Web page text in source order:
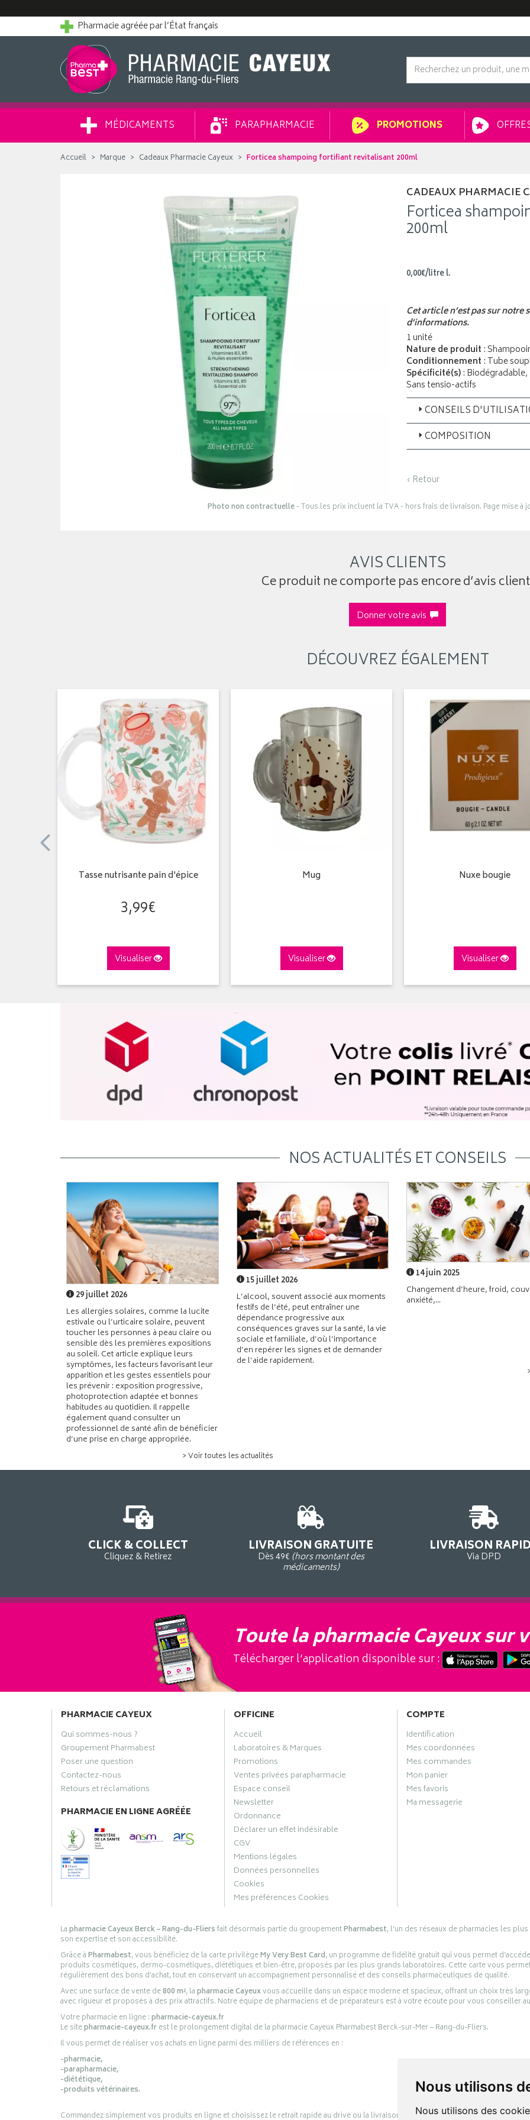
Nous utilisons
Nous utilisons des
Pharmacie agréée par l’État français
MÉDICAMENTS PARAPHARMACIE PROMOTIONS
Accueil Marque Cadeaux Pharmacie Cayeux Forticea shampoing fortifiant revitalisant 200ml
CADEAUX PHARMACIE
Forticea
200ml
0,00€/litrel.
Cet article n’est pas sur
d’informations.
1 unité
Nature de produit :
Conditionnement : Tube
Spécificité(s):
Sans tensio-actifs
CONSEILS
COMPOSITION
‹ Retour
Photo non contractuelle- Tous les prix incluent la TVA - hors frais de livraison. Page mise à
AVIS CLIENTS
Ce produit ne comporte pas encore d’avis
Donner votre avis
DÉCOUVREZ ÉGALEMENT
Tasse nutrisante pain d'épice
3,99€
Visualiser
Mug
Visualiser
Nuxe bougie
Visualiser
NOS ACTUALITÉS ET CONSEILS
29 juillet 2026
Les allergies solaires, comme la lucite
estivale ou l’urticaire solaire, peuvent
toucher les personnes à peau claire ou
sensible dès les premières expositions
au soleil. Cet article explique leurs
symptômes, les facteurs favorisant leur
apparition et les gestes essentiels pour
les prévenir : exposition progressive,
photoprotection adaptée et bonnes
habitudes au quotidien. Il rappelle
également quand consulter un
professionnel de santé afin de bénéficier
d’une prise en charge appropriée.
15 juillet 2026
L’alcool, souvent associé aux moments
festifs de l’été, peut entraîner une
dépendance progressive aux
conséquences graves sur la santé, la vie
sociale et familiale, d’où l’importance
d’en repérer les signes et de demander
de l’aide rapidement.
> Voir toutes les actualités
14 juin 2025
Changement d’heure, froid,
anxiété,...
CLICK & COLLECT
Cliquez & Retirez
LIVRAISON GRATUITE
Dès 49€ (hors montant des
médicaments)
LIVRAISON
Via DPD
Toute la pharmacie Cayeux sur
Télécharger l’application disponible sur :
PHARMACIE CAYEUX
Qui sommes-nous ?
Groupement Pharmabest
Poser une question
Contactez-nous
Retours et réclamations
PHARMACIE EN LIGNE AGRÉÉE
OFFICINE
Accueil
Laboratoires & Marques
Promotions
Ventes privées parapharmacie
Espace conseil
Newsletter
Ordonnance
Déclarer un effet indésirable
CGV
Mentions légales
Données personnelles
Cookies
Mes préférences Cookies
COMPTE
Identification
Mes coordonnées
Mes commandes
Mon panier
Mes favoris
Ma messagerie
Lapharmacie Cayeux Berck – Rang-du-Fliersfait désormais partie du groupementPharmabest, l’un des réseaux de pharmacies les
son expertise et son accessibilité.
Grâce àPharmabest, vous bénéficiez de la carte privilègeMy Very Best Card, un programme de fidélité gratuit qui vous permet
produits cosmétiques, dermo-cosmétiques, diététiques et bien-être, proposés par les plus grands laboratoires. Cette carte vous
régulièrement des bons d’achat, tout en conservant un accompagnement personnalisé et des conseils pharmaceutiques de qualité.
Avec une surface de vente de800 m², lapharmacie Cayeuxvous accueille dans un espace moderne et spacieux, offrant un choix très
avec rigueur et proposés à des prix attractifs. Notre équipe de pharmaciens et de préparateurs est à votre écoute pour vous conseiller
Votre pharmacie en ligne :pharmacie-cayeux.fr
Le sitepharmacie-cayeux.frest le prolongement digital de la pharmacie Cayeux Pharmabest Berck-sur-Mer – Rang-du-Fliers.
Il vous permet de réaliser vos achats en ligne parmi des milliers de références en :
-pharmacie,
-parapharmacie,
-diététique,
-produits vétérinaires.
Commandez simplement vos produits en ligne et choisissez le retrait rapide au drive ou la livraison à domicile, en toute simplicité.